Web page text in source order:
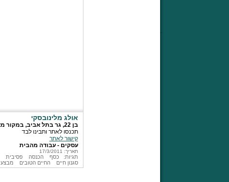
אולג מלינובסקי
בן 22, גר בתל אביב, במקור מאוקראינה, בארץ משנת 1999. השתחררתי בסוף יולי 2010 אחרי שלוש שנים בקרבי.
תכנסו לאתר ותבינו לבד
קישור לאתר
עסקים - עבודה מהבית
תאריך: 17/3/2011
תגיות: כסף הכנסה פסיבית
סגנון חיים
החיים הטובים מבצע